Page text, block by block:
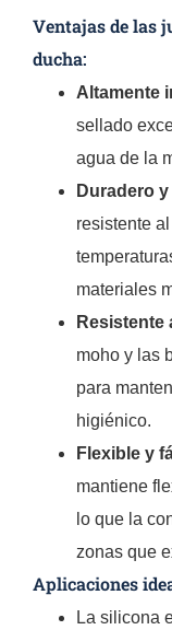
Ventajas de las
ducha:
Altamente
sellado
agua de la
Duradero
resistente
materiales
Resistente
moho y las
para
higiénico.
Flexible y
mantiene
lo que la
zonas que
Aplicaciones
La silicona